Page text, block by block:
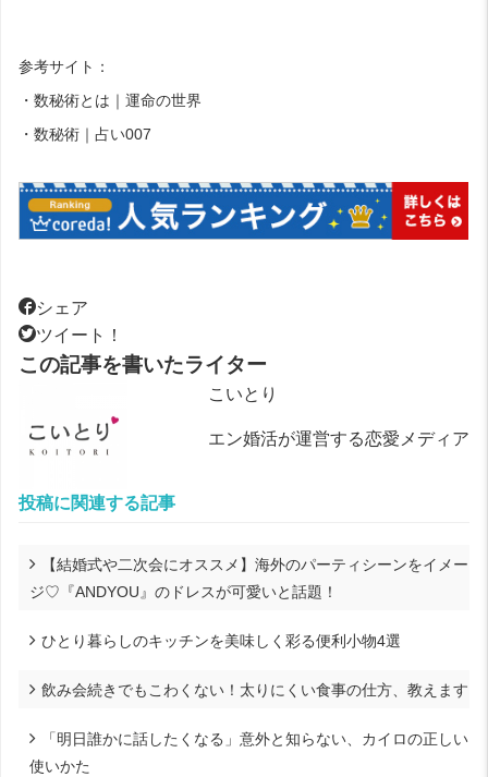
参考サイト：
・ 数秘術とは｜運命の世界
・ 数秘術｜占い007
シェア
ツイート！
この記事を書いたライター
こいとり
エン婚活が運営する恋愛メディア
投稿に関連する記事
【結婚式や二次会にオススメ】海外のパーティシーンをイメー
ジ♡『ANDYOU』のドレスが可愛いと話題！
ひとり暮らしのキッチンを美味しく彩る便利小物4選
飲み会続きでもこわくない！太りにくい食事の仕方、教えます
「明日誰かに話したくなる」意外と知らない、カイロの正しい
使いかた